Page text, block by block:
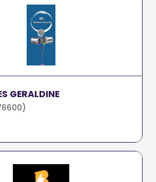
GERALDINE